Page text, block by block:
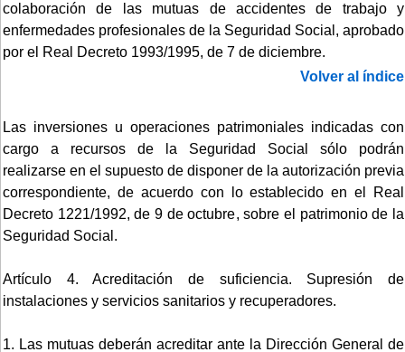
colaboración de las mutuas de accidentes de trabajo y
enfermedades profesionales de la Seguridad Social, aprobado
por el Real Decreto 1993/1995, de 7 de diciembre.
Volver al índice
Las inversiones u operaciones patrimoniales indicadas con
cargo a recursos de la Seguridad Social sólo podrán
realizarse en el supuesto de disponer de la autorización previa
correspondiente, de acuerdo con lo establecido en el Real
Decreto 1221/1992, de 9 de octubre, sobre el patrimonio de la
Seguridad Social.
Artículo 4. Acreditación de suficiencia. Supresión de
instalaciones y servicios sanitarios y recuperadores.
1. Las mutuas deberán acreditar ante la Dirección General de